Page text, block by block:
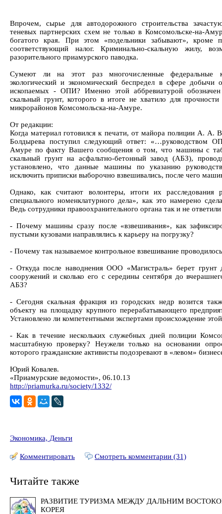
Впрочем, сырье для автодорожного строительства
теневых партнерских схем не только в Комсомольске-на-
богатого края. При этом «подельники забывают», кроме
соответствующий налог. Криминально-скальную жилу,
разорительного приамурского паводка.
Сумеют ли на этот раз многочисленные федеральные
экологический и экономический беспредел в сфере добычи
ископаемых - ОПИ? Именно этой аббревиатурой обозначен
скальный грунт, которого в итоге не хватило для
микрорайонов Комсомольска-на-Амуре.
От редакции:
Когда материал готовился к печати, от майора полиции А. А.
Болдырева поступил следующий ответ: «…руководством
Амуре по факту Вашего сообщения о том, что машины с
скальный грунт на асфальтно-бетонный завод (АБЗ),
установлено, что данные машины по указанию
исключить приписки выборочно взвешивались, после чего
Однако, как считают волонтеры, итоги их расследования
специального номенклатурного дела», как это намерено
Ведь сотрудники правоохранительного органа так и не
- Почему машины сразу после «взвешивания», как
пустыми кузовами направлялись к карьеру на погрузку?
- Почему так называемое контрольное взвешивание
- Откуда после наводнения ООО «Магистраль» берет грунт
сооружений и сколько его с середины сентября до
АБЗ?
- Сегодня скальная фракция из городских недр возится
объекту на площадку крупного перерабатывающего
Установлено ли компетентными экспертами происхождение
- Как в течение нескольких служебных дней полиции
масштабную проверку? Неужели только на основании
которого гражданские активисты подозревают в «левом»
Юрий Ковалев.
«Приамурские ведомости», 06.10.13
http://priamurka.ru/society/1332/
Экономика, Деньги
Комментировать Смотреть комментарии (31)
Читайте также
РАЗВИТИЕ ТУРИЗМА МЕЖДУ ДАЛЬНИМ
КОРЕЯ